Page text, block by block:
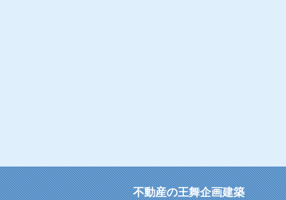
不動産の王舞企画建築